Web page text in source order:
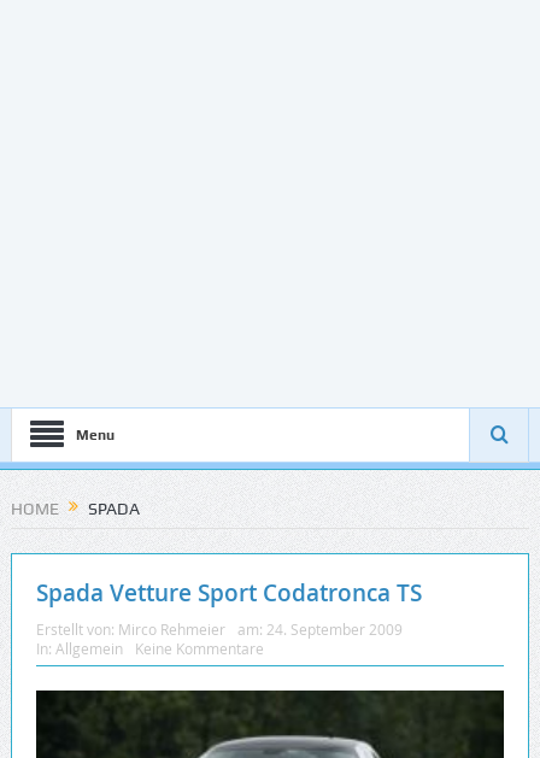
Menu
HOME SPADA
Spada Vetture Sport Codatronca TS
Erstellt von: Mirco Rehmeier am: 24. September 2009
In: Allgemein Keine Kommentare